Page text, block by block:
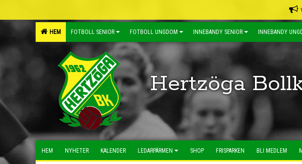
HEM FOTBOLL SENIOR FOTBOLL UNGDOM INNEBANDY SENIOR INNEBANDY
Hertzöga
HEM NYHETER KALENDER LEDARPÄRMEN SHOP FRISPARKEN BLI MEDLEM